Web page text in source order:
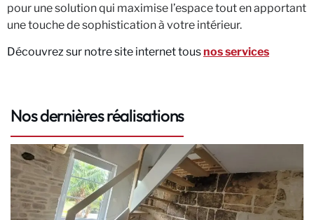
pour une solution qui maximise l’espace tout en apportant
une touche de sophistication à votre intérieur.
Découvrez sur notre site internet tousnos services
Nos dernières réalisations